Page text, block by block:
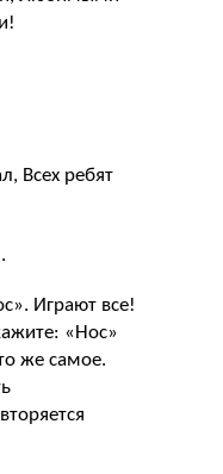
Всех ребят
Играют все!
«Нос»
же самое.